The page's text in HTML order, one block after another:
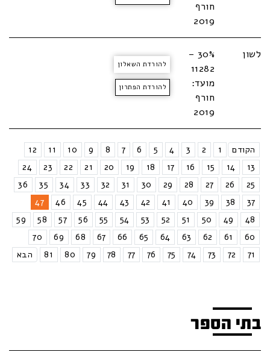
חורף
2019
לשון
30% –
11282
מועד:
חורף
2019
להורדת השאלון
להורדת הפתרון
הקודם 1
2
3
4
5
6
7
8
9
10
11
12
13
14
15
16
17
18
19
20
21
22
23
24
25
26
27
28
29
30
31
32
33
34
35
36
37
38
39
40
41
42
43
44
45
46
47
48
49
50
51
52
53
54
55
56
57
58
59
60
61
62
63
64
65
66
67
68
69
70
71
72
73
74
75
76
77
78
79
80
81 הבא
בתי הספר